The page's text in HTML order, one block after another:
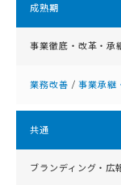
成熟期
事業徹底・改⾰・承
業務改善 /事業承継
共通
ブランディング・広